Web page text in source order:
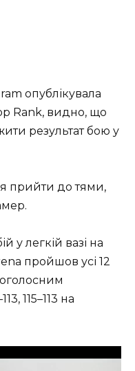
опублікувала
Rank, видно, що
результат бою у
прийти до тями,
у легкій вазі на
пройшов усі 12
115–113 на